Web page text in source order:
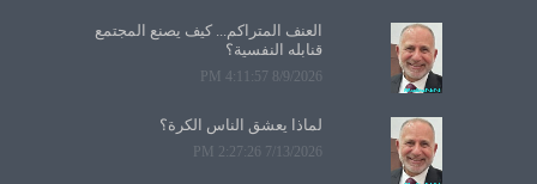
العنف المتراكم... كيف يصنع المجتمع
قنابله النفسية؟
8/9/2026 4:11:57 PM
لماذا يعشق الناس الكرة؟
7/13/2026 2:27:26 PM